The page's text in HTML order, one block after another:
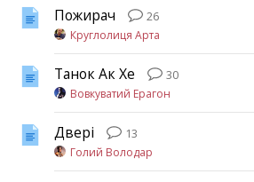
Пожирач
26
Круглолиця Арта
Танок Ак Хе
30
Вовкуватий Ерагон
Двері
13
Голий Володар